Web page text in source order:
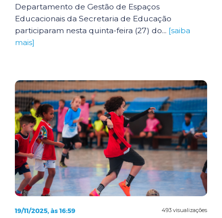
Departamento de Gestão de Espaços
Educacionais da Secretaria de Educação
participaram nesta quinta-feira (27) do... [saiba
mais]
493 visualizações
19/11/2025, às 16:59